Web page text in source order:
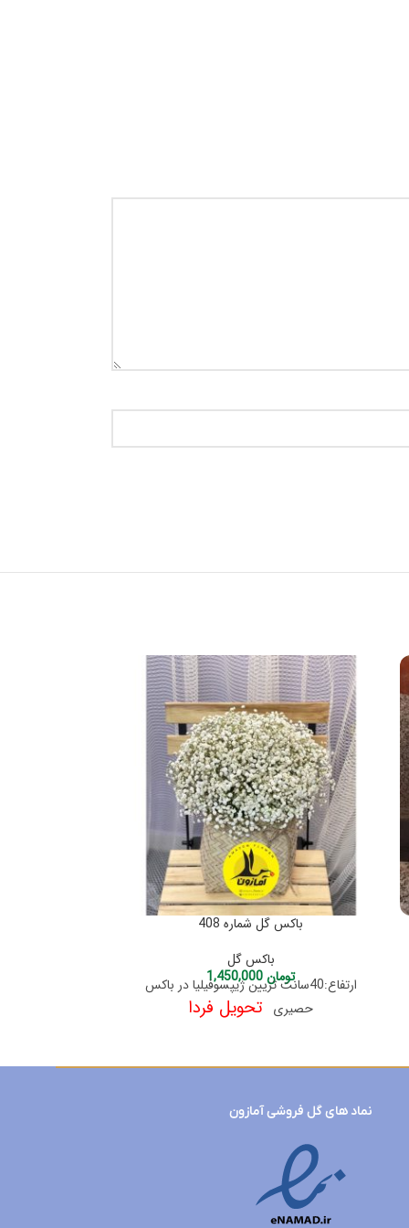
باکس گل شماره 408
باکس گل
تومان1,450,000
ارتفاع:40سانت تزیین ژیپسوفیلیا در باکس
حصیری تحویل فردا
نماد های گل فروشی آمازون